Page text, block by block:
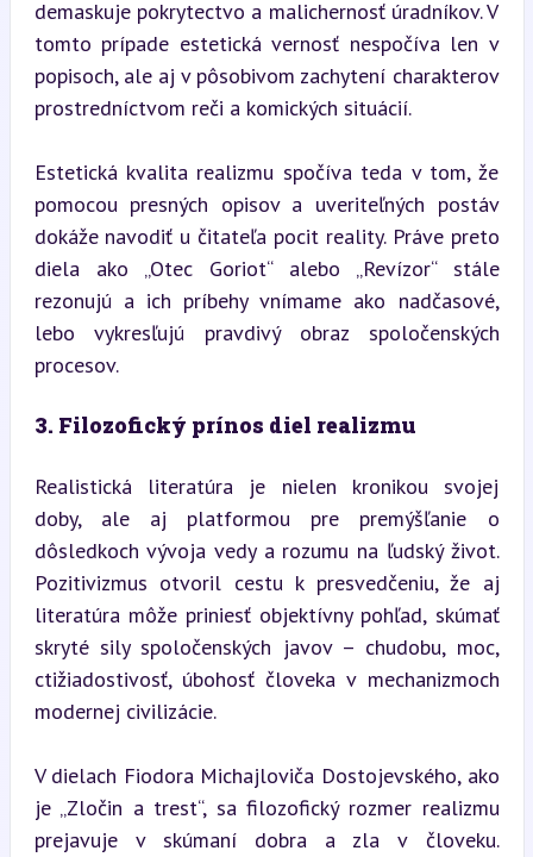
demaskuje pokrytectvo a malichernosť úradníkov. V
tomto prípade estetická vernosť nespočíva len v
popisoch, ale aj v pôsobivom zachytení charakterov
prostredníctvom reči a komických situácií.
Estetická kvalita realizmu spočíva teda v tom, že
pomocou presných opisov a uveriteľných postáv
dokáže navodiť u čitateľa pocit reality. Práve preto
diela ako „Otec Goriot“ alebo „Revízor“ stále
rezonujú a ich príbehy vnímame ako nadčasové,
lebo vykresľujú pravdivý obraz spoločenských
procesov.
3. Filozofický prínos diel realizmu
Realistická literatúra je nielen kronikou svojej
doby, ale aj platformou pre premýšľanie o
dôsledkoch vývoja vedy a rozumu na ľudský život.
Pozitivizmus otvoril cestu k presvedčeniu, že aj
literatúra môže priniesť objektívny pohľad, skúmať
skryté sily spoločenských javov – chudobu, moc,
ctižiadostivosť, úbohosť človeka v mechanizmoch
modernej civilizácie.
V dielach Fiodora Michajloviča Dostojevského, ako
je „Zločin a trest“, sa filozofický rozmer realizmu
prejavuje v skúmaní dobra a zla v človeku.